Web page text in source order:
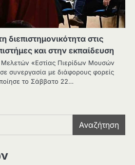
διεπιστημονικότητα στις
και στην εκπαίδευση
Μελετών «Εστίας Πιερίδων Μουσών
συνεργασία με διάφορους φορείς
το Σάββατο 22…
Αναζήτηση